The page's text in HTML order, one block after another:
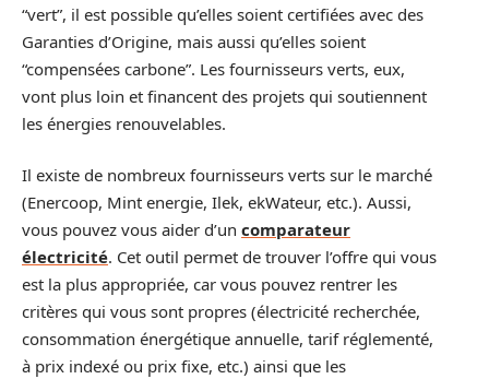
“vert”, il est possible qu’elles soient certifiées avec des
Garanties d’Origine, mais aussi qu’elles soient
“compensées carbone”. Les fournisseurs verts, eux,
vont plus loin et financent des projets qui soutiennent
les énergies renouvelables.
Il existe de nombreux fournisseurs verts sur le marché
(Enercoop, Mint energie, Ilek, ekWateur, etc.). Aussi,
vous pouvez vous aider d’un comparateur
électricité. Cet outil permet de trouver l’offre qui vous
est la plus appropriée, car vous pouvez rentrer les
critères qui vous sont propres (électricité recherchée,
consommation énergétique annuelle, tarif réglementé,
à prix indexé ou prix fixe, etc.) ainsi que les